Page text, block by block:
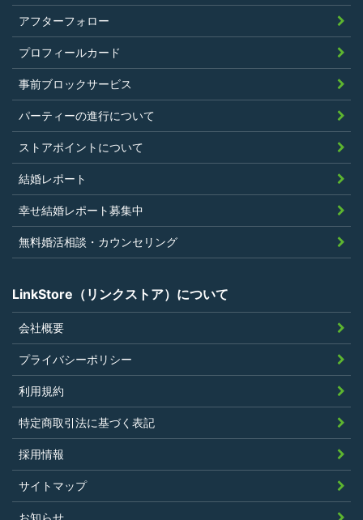
く、また、法令違反あるいは公序良俗違
反行為等反社会的活動を行ったことがな
いこと
当社の独自の裁量によりLinkStoreの運営
上問題があると判断されたことがないこ
と
過去に会員登録を抹消されたり、利用停
止処分を受けたことがないこと
当社の提供するサービスと同一または類
似のサービスを提供することを業とする
法人または個人若しくはそれらの従業者
でないこと
利用者は、本規約に違反することなく、
LinkStoreを利用することにより、当社が定
める基準に従ったポイントの付与を受けるこ
とができます。
その他、キャンペーンなど当社の判断により
随時ポイントの付与をすることがあります。
アフターフォロー
プロフィールカード
事前ブロックサービス
パーティーの進行について
ストアポイントについて
結婚レポート
幸せ結婚レポート募集中
無料婚活相談・カウンセリング
LinkStore（リンクストア）について
会社概要
プライバシーポリシー
利用規約
特定商取引法に基づく表記
採用情報
サイトマップ
お知らせ